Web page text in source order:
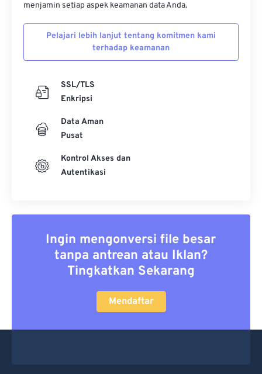
menjamin setiap aspek keamanan data Anda.
Pelajari lebih lanjut tentang komitmen kami
terhadap keamanan
SSL/TLS
Enkripsi
Data Aman
Pusat
Kontrol Akses dan
Autentikasi
Ingin mengonversi file besar
tanpa antrean atau Iklan?
Tingkatkan Sekarang
Mendaftar